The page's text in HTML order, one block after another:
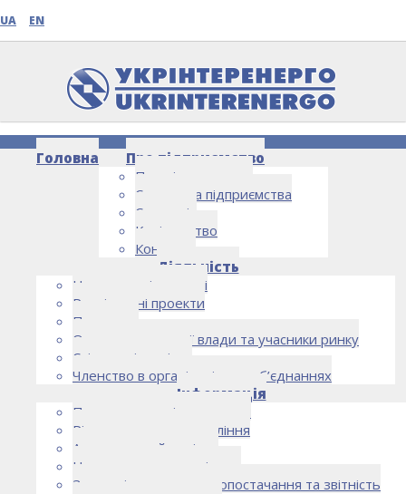
UA EN
Головна
Про підприємство
Про підприємство
Структура підприємства
Стратегія
Керівництво
Контакти
Діяльність
Напрямки діяльності
Реалізовані проекти
Партнери
Органи державної влади та учасники ринку
Спільна діяльність
Членство в організаціях та об’єднаннях
Інформація
Правоустановчі документи
Рішення органу управління
Аудиторський комітет
Нормативно-правові акти
Загальні умови електропостачання та звітність
НОВИНИ